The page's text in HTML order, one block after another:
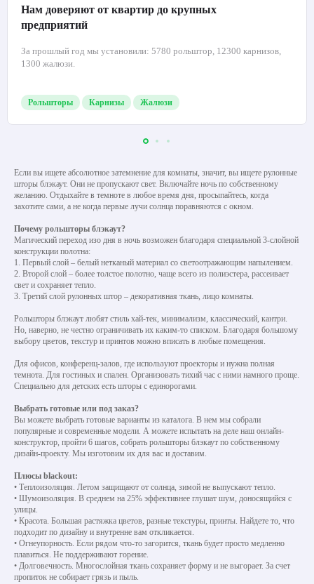
Нам доверяют от квартир до крупных
предприятий
За прошлый год мы установили: 5780 рольштор, 12300 карнизов,
1300 жалюзи.
Рольшторы Карнизы Жалюзи
Если вы ищете абсолютное затемнение для комнаты, значит, вы ищете рулонные
шторы блэкаут. Они не пропускают свет. Включайте ночь по собственному
желанию. Отдыхайте в темноте в любое время дня, просыпайтесь, когда
захотите сами, а не когда первые лучи солнца поравняются с окном.
Почему рольшторы блэкаут?
Магический переход изо дня в ночь возможен благодаря специальной 3-слойной
конструкции полотна:
1. Первый слой – белый нетканый материал со светоотражающим напылением.
2. Второй слой – более толстое полотно, чаще всего из полиэстера, рассеивает
свет и сохраняет тепло.
3. Третий слой рулонных штор – декоративная ткань, лицо комнаты.
Рольшторы блэкаут любят стиль хай-тек, минимализм, классический, кантри.
Но, наверно, не честно ограничивать их каким-то списком. Благодаря большому
выбору цветов, текстур и принтов можно вписать в любые помещения.
Для офисов, конференц-залов, где используют проекторы и нужна полная
темнота. Для гостиных и спален. Организовать тихий час с ними намного проще.
Специально для детских есть шторы с единорогами.
Выбрать готовые или под заказ?
Вы можете выбрать готовые варианты из каталога. В нем мы собрали
популярные и современные модели. А можете испытать на деле наш онлайн-
конструктор, пройти 6 шагов, собрать рольшторы блэкаут по собственному
дизайн-проекту. Мы изготовим их для вас и доставим.
Плюсы blackout:
• Теплоизоляция. Летом защищают от солнца, зимой не выпускают тепло.
• Шумоизоляция. В среднем на 25% эффективнее глушат шум, доносящийся с
улицы.
• Красота. Большая растяжка цветов, разные текстуры, принты. Найдете то, что
подходит по дизайну и внутренне вам откликается.
• Огнеупорность. Если рядом что-то загорится, ткань будет просто медленно
плавиться. Не поддерживают горение.
• Долговечность. Многослойная ткань сохраняет форму и не выгорает. За счет
пропиток не собирает грязь и пыль.